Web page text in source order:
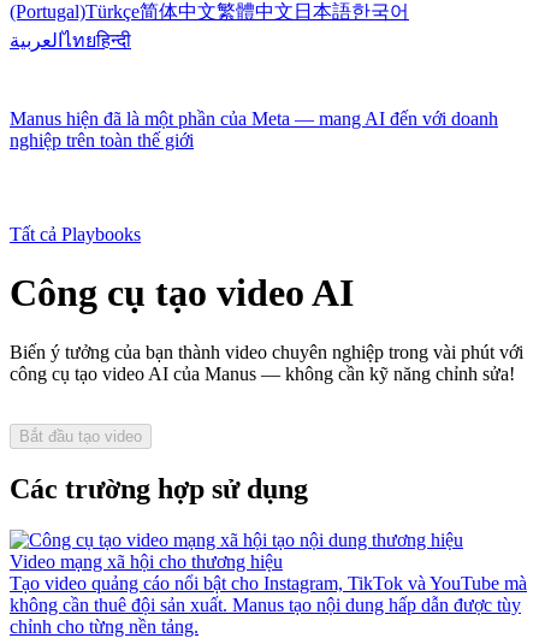
(Portugal)Türkçe简体中文繁體中文 日本語한국어
العربيةไทยहिन्दी
Manus hiện đã là một phần của Meta — mang AI đến với doanh
nghiệp trên toàn thế giới
Tất cả Playbooks
Công cụ tạo video AI
Biến ý tưởng của bạn thành video chuyên nghiệp trong vài phút với
công cụ tạo video AI của Manus — không cần kỹ năng chỉnh sửa!
Bắt đầu tạo video
Các trường hợp sử dụng
Video mạng xã hội cho thương hiệu
Tạo video quảng cáo nổi bật cho Instagram, TikTok và YouTube mà
không cần thuê đội sản xuất. Manus tạo nội dung hấp dẫn được tùy
chỉnh cho từng nền tảng.